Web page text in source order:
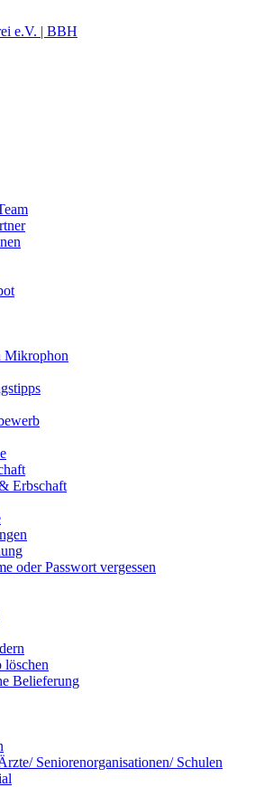
Mikrophon
Erbschaft
oder Passwort vergessen
löschen
Belieferung
Seniorenorganisationen/ Schulen